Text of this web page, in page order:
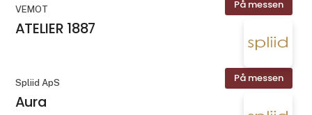
På messen
VEMOT
ATELIER 1887
På messen
Spliid ApS
Aura